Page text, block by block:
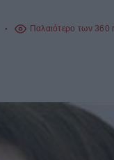
Παλαιότερο των 360